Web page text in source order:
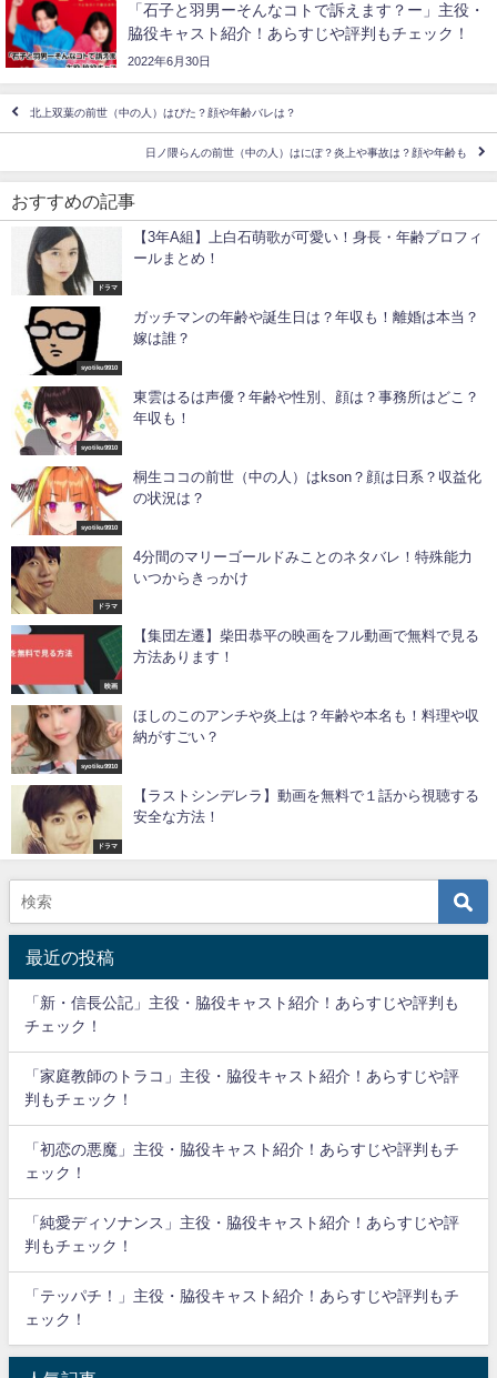
「石子と羽男ーそんなコトで訴えます？ー」主役・
脇役キャスト紹介！あらすじや評判もチェック！
2022年6月30日
北上双葉の前世（中の人）はぴた？顔や年齢バレは？
日ノ隈らんの前世（中の人）はにぽ？炎上や事故は？顔や年齢も
おすすめの記事
ドラマ
【3年A組】上白石萌歌が可愛い！身長・年齢プロフィ
ールまとめ！
syotiku9910
ガッチマンの年齢や誕生日は？年収も！離婚は本当？
嫁は誰？
syotiku9910
東雲はるは声優？年齢や性別、顔は？事務所はどこ？
年収も！
syotiku9910
桐生ココの前世（中の人）はkson？顔は日系？収益化
の状況は？
ドラマ
4分間のマリーゴールドみことのネタバレ！特殊能力
いつからきっかけ
映画
【集団左遷】柴田恭平の映画をフル動画で無料で見る
方法あります！
syotiku9910
ほしのこのアンチや炎上は？年齢や本名も！料理や収
納がすごい？
ドラマ
【ラストシンデレラ】動画を無料で１話から視聴する
安全な方法！
最近の投稿
「新・信長公記」主役・脇役キャスト紹介！あらすじや評判も
チェック！
「家庭教師のトラコ」主役・脇役キャスト紹介！あらすじや評
判もチェック！
「初恋の悪魔」主役・脇役キャスト紹介！あらすじや評判もチ
ェック！
「純愛ディソナンス」主役・脇役キャスト紹介！あらすじや評
判もチェック！
「テッパチ！」主役・脇役キャスト紹介！あらすじや評判もチ
ェック！